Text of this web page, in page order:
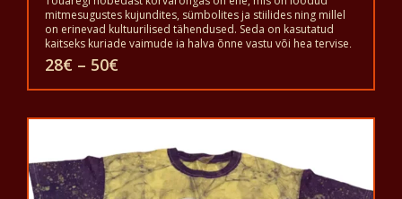
mitmesugustes kujundites, sümbolites ja stiilides ning millel
on erinevad kultuurilised tähendused. Seda on kasutatud
kaitseks kurjade vaimude ja halva õnne vastu või hea tervise,
õnne ja jõukuse saavutamiseks. See on iseseisvuse ja
vabaduse sümbol ning hea staatuse märk, aga ka kaitseks
kurja silma ja kurjade vaimude vastu. Seda kantakse ilu ja
28€ – 50€Hinnavahemik:
kuni
50€
on
mitu